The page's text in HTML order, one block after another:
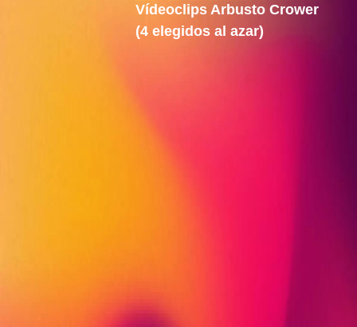
Vídeoclips Arbusto Crower
(4 elegidos al azar)